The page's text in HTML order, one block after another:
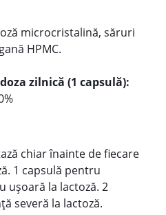
microcristalină, săruri
HPMC.
doza zilnică (1 capsulă):
chiar înainte de fiecare
1 capsulă pentru
ușoară la lactoză. 2
severă la lactoză.